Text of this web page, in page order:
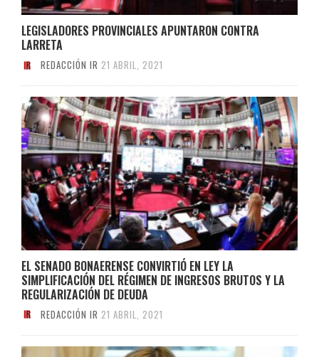
LEGISLADORES PROVINCIALES APUNTARON CONTRA
LARRETA
REDACCIÓN IR 21 ABRIL, 2021
EL SENADO BONAERENSE CONVIRTIÓ EN LEY LA
SIMPLIFICACIÓN DEL RÉGIMEN DE INGRESOS BRUTOS Y LA
REGULARIZACIÓN DE DEUDA
REDACCIÓN IR 21 ABRIL, 2021